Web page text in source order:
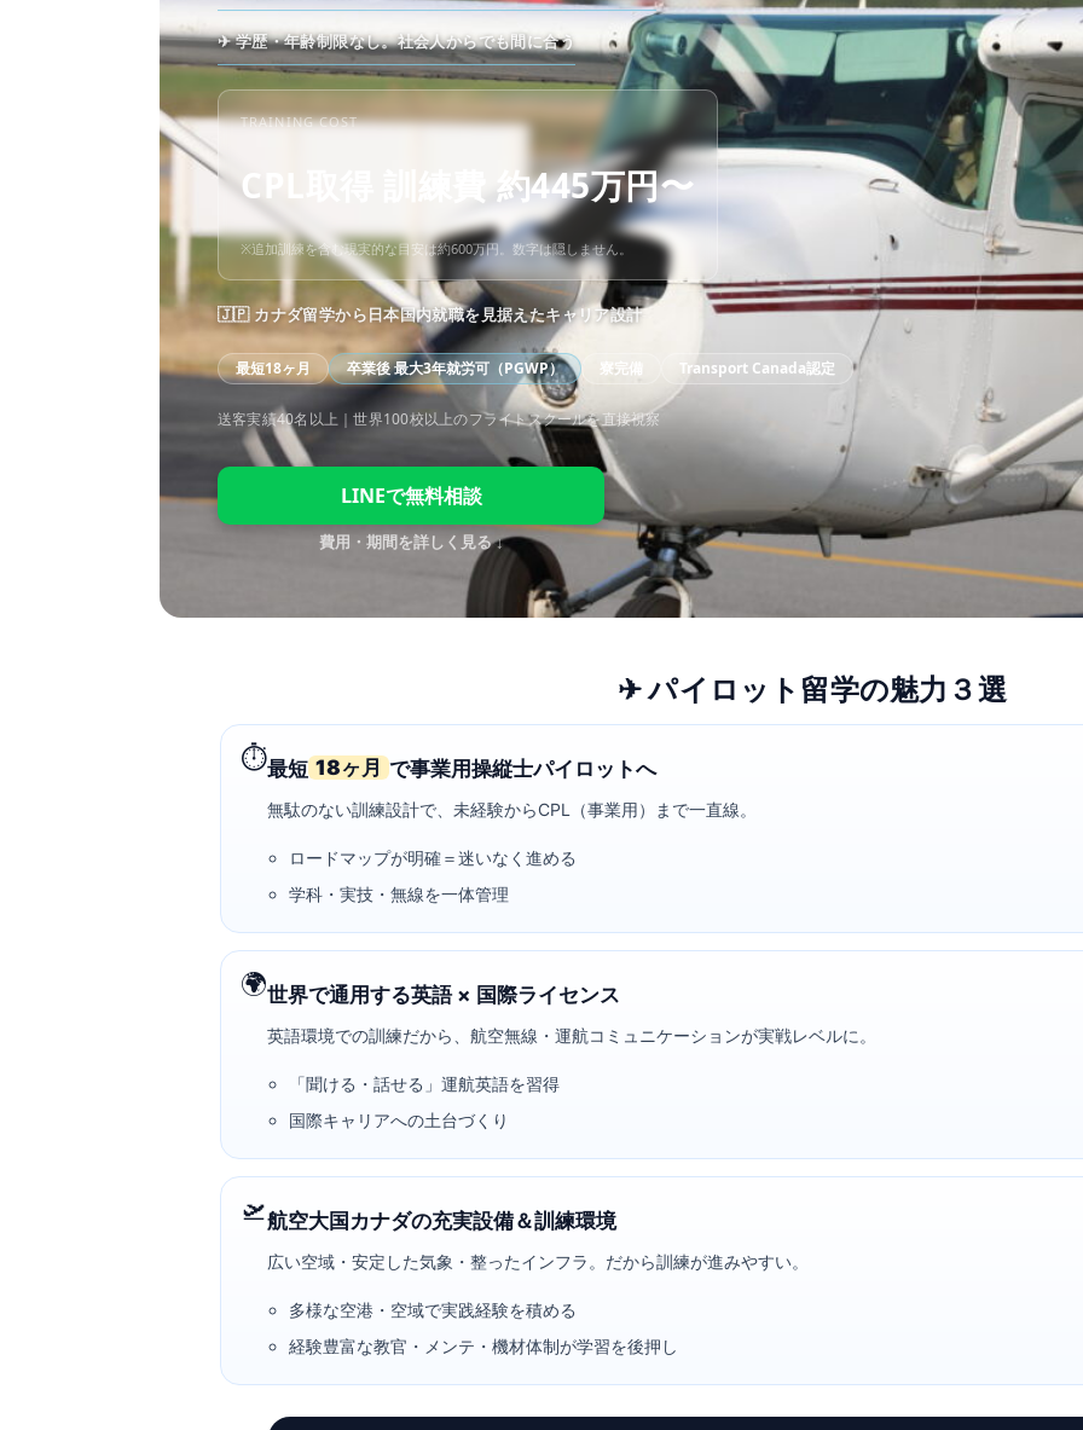
✈ 学歴・年齢制限なし。社会人からでも間に合う
TRAINING COST
CPL取得 訓練費 約445万円〜
※追加訓練を含む現実的な目安は約600万円。数字は隠しません。
🇯🇵 カナダ留学から日本国内就職を見据えたキャリア設計
最短18ヶ月 卒業後 最大3年就労可（PGWP） 寮完備 Transport Canada認定
送客実績40名以上｜世界100校以上のフライトスクールを直接視察
LINEで無料相談
費用・期間を詳しく見る ↓
✈ パイロット留学の魅力３選
⏱️最短 18ヶ月 で事業用操縦士パイロットへ
無駄のない訓練設計で、未経験からCPL（事業用）まで一直線。
ロードマップが明確＝迷いなく進める
学科・実技・無線を一体管理
🌍世界で通用する英語 × 国際ライセンス
英語環境での訓練だから、航空無線・運航コミュニケーションが実戦レベルに。
「聞ける・話せる」運航英語を習得
国際キャリアへの土台づくり
🛫航空大国カナダの充実設備＆訓練環境
広い空域・安定した気象・整ったインフラ。だから訓練が進みやすい。
多様な空港・空域で実践経験を積める
経験豊富な教官・メンテ・機材体制が学習を後押し